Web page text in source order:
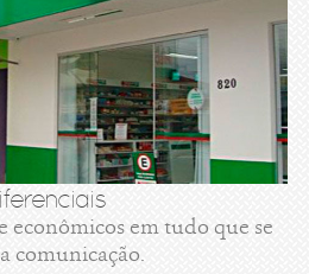
econômicos em tudo que se
comunicação.